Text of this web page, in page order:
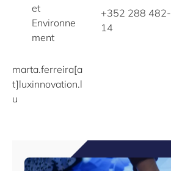
et
Environne
ment
marta.ferreira[a
t]luxinnovation.l
u
+352 288 482-
14